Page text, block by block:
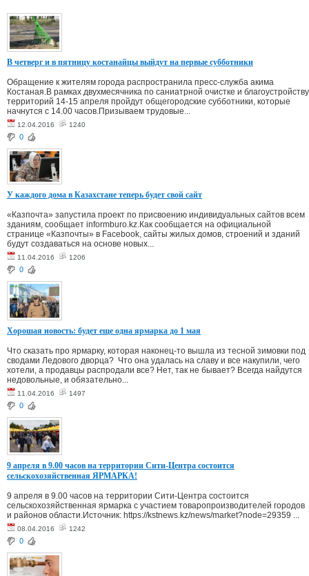
В четверг и в пятницу костанайцы выйдут на первые субботники
Обращение к жителям города распространила пресс-служба акима
Костаная.В рамках двухмесячника по саниатрной очистке и благоустройству
территорий 14-15 апреля пройдут общегородские субботники, которые
начнутся с 14.00 часов.Призываем трудовые...
12.04.2016 1240
0
У каждого дома в Казахстане теперь будет свой сайт
«Казпочта» запустила проект по присвоению индивидуальных сайтов всем
зданиям, сообщает informburo.kz.Как сообщается на официальной
странице «Казпочты» в Facebook, сайты жилых домов, строений и зданий
будут создаваться на основе новых...
11.04.2016 1206
0
Хорошая новость: будет еще одна ярмарка до 1 мая
Что сказать про ярмарку, которая наконец-то вышла из тесной зимовки под
сводами Ледового дворца? Что она удалась на славу и все накупили, чего
хотели, а продавцы распродали все? Нет, так не бывает? Всегда найдутся
недовольные, и обязательно...
11.04.2016 1497
0
9 апреля в 9.00 часов на территории Сити-Центра состоится
сельскохозяйственная ЯРМАРКА!
9 апреля в 9.00 часов на территории Сити-Центра состоится
сельскохозяйственная ярмарка с участием товаропроизводителей городов
и районов области.Источник: https://kstnews.kz/news/market?node=29359 ...
08.04.2016 1242
0